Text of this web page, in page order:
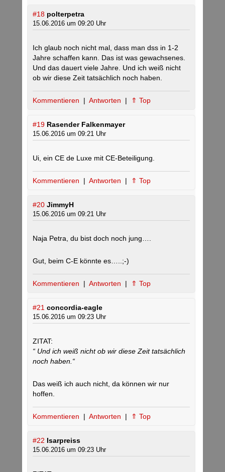
#18 polterpetra
15.06.2016 um 09:20 Uhr
Ich glaub noch nicht mal, dass man dss in 1-2
Jahre schaffen kann. Das ist was gewachsenes.
Und das dauert viele Jahre. Und ich weiß nicht
ob wir diese Zeit tatsächlich noch haben.
Kommentieren | Antworten | ⇑ Top
#19 Rasender Falkenmayer
15.06.2016 um 09:21 Uhr
Ui, ein CE de Luxe mit CE-Beteiligung.
Kommentieren | Antworten | ⇑ Top
#20 JimmyH
15.06.2016 um 09:21 Uhr
Naja Petra, du bist doch noch jung….
Gut, beim C-E könnte es…..;-)
Kommentieren | Antworten | ⇑ Top
#21 concordia-eagle
15.06.2016 um 09:23 Uhr
ZITAT:
“ Und ich weiß nicht ob wir diese Zeit tatsächlich
noch haben.“
Das weiß ich auch nicht, da können wir nur
hoffen.
Kommentieren | Antworten | ⇑ Top
#22 Isarpreiss
15.06.2016 um 09:23 Uhr